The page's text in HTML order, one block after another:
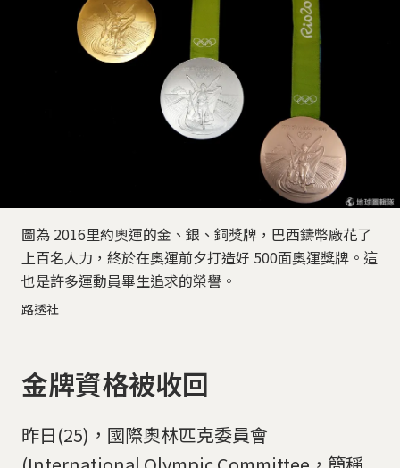
圖為 2016里約奧運的金、銀、銅獎牌，巴西鑄幣廠花了
上百名人力，終於在奧運前夕打造好 500面奧運獎牌。這
也是許多運動員畢生追求的榮譽。
路透社
金牌資格被收回
昨日(25)，國際奧林匹克委員會